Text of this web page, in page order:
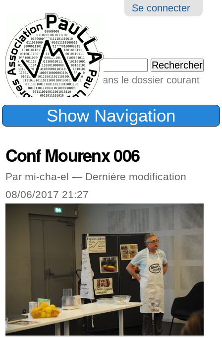
Outils
Se connecter
Chercher par
Seulement dans le dossier courant
Recherche
Show Navigation
Conf Mourenx 006
Par mi-cha-el — Dernière modification
08/06/2017 21:27